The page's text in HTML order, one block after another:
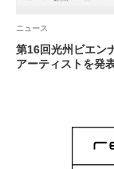
ニュース
第16回光州ビエン
アーティストを発